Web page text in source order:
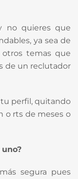
no quieres que
ya sea de
temas que
de un reclutador
perfil, quitando
o rts de meses o
uno?
segura pues